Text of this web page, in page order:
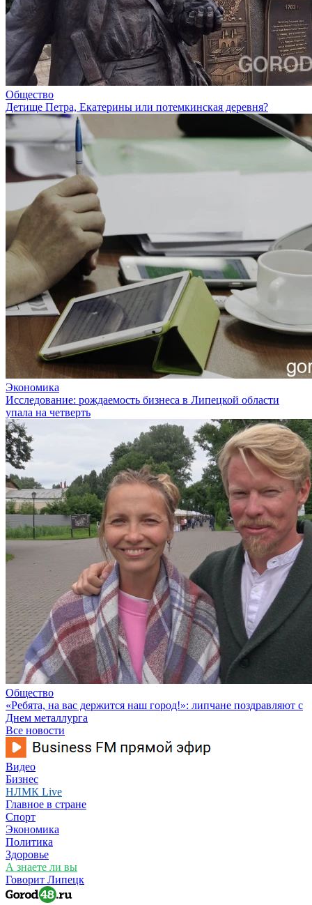
Общество
Детище Петра, Екатерины или потемкинская деревня?
Экономика
Исследование: рождаемость бизнеса в Липецкой области
упала на четверть
Общество
«Ребята, на вас держится наш город!»: липчане поздравляют с
Днем металлурга
Все новости
Видео
Бизнес
НЛМК Live
Главное в стране
Спорт
Экономика
Политика
Здоровье
А знаете ли вы
Говорит Липецк